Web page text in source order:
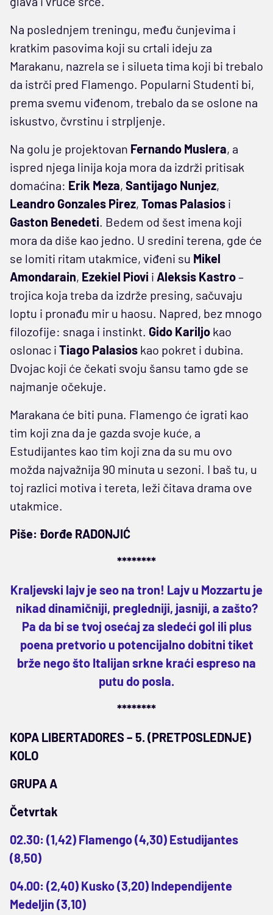
Na poslednjem treningu, među čunjevima i
kratkim pasovima koji su crtali ideju za
Marakanu, nazrela se i silueta tima koji bi trebalo
da istrči pred Flamengo. Popularni Studenti bi,
prema svemu viđenom, trebalo da se oslone na
iskustvo, čvrstinu i strpljenje.
Na golu je projektovan Fernando Muslera, a
ispred njega linija koja mora da izdrži pritisak
domaćina: Erik Meza, Santijago Nunjez,
Leandro Gonzales Pirez, Tomas Palasios i
Gaston Benedeti. Bedem od šest imena koji
mora da diše kao jedno. U sredini terena, gde će
se lomiti ritam utakmice, viđeni su Mikel
Amondarain, Ezekiel Piovi i Aleksis Kastro–
trojica koja treba da izdrže presing, sačuvaju
loptu i pronađu mir u haosu. Napred, bez mnogo
filozofije: snaga i instinkt. Gido Kariljo kao
oslonac i Tiago Palasios kao pokret i dubina.
Dvojac koji će čekati svoju šansu tamo gde se
najmanje očekuje.
Marakana će biti puna. Flamengo će igrati kao
tim koji zna da je gazda svoje kuće, a
Estudijantes kao tim koji zna da su mu ovo
možda najvažnija 90 minuta u sezoni. I baš tu, u
toj razlici motiva i tereta, leži čitava drama ove
utakmice.
Piše: Đorđe RADONJIĆ
********
Kraljevski lajv je seo na tron! Lajv u Mozzartu je
nikad dinamičniji, pregledniji, jasniji, a zašto?
Pa da bi se tvoj osećaj za sledeći gol ili plus
poena pretvorio u potencijalno dobitni tiket
brže nego što Italijan srkne kraći espreso na
putu do posla.
********
KOPA LIBERTADORES – 5. (PRETPOSLEDNJE)
KOLO
GRUPA A
Četvrtak
02.30: (1,42) Flamengo (4,30) Estudijantes
(8,50)
04.00: (2,40) Kusko (3,20) Independijente
Medeljin (3,10)